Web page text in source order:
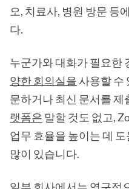
오, 치료사, 병원 방문 등
다.
누군가와 대화가 필요한
양한 회의실을 사용할 수
문하거나 최신 문서를 제
랫폼은 말할 것도 없고,
업무 효율을 높이는 데
많이 있습니다.
일부 회사에서는 영구적